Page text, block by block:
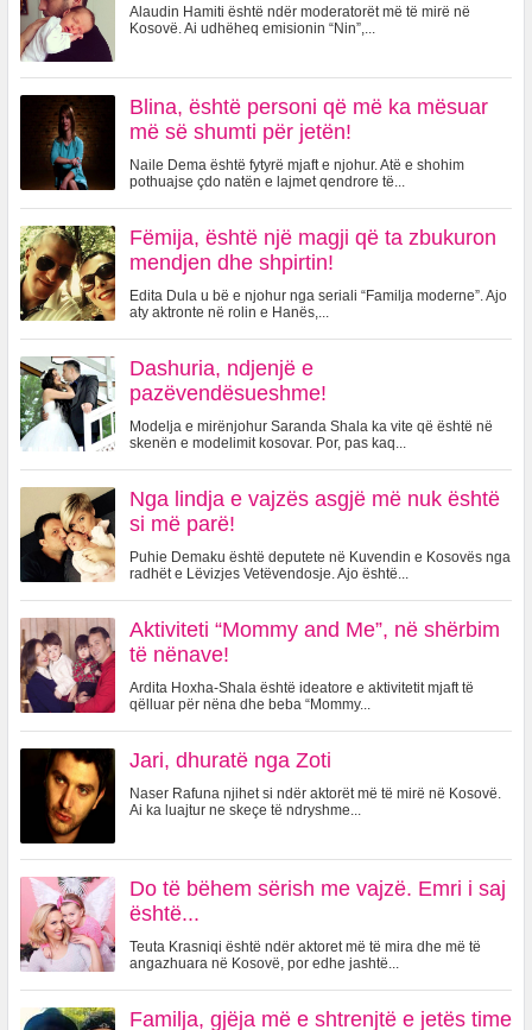
Alaudin Hamiti është ndër moderatorët më të mirë në
Kosovë. Ai udhëheq emisionin “Nin”,...
Blina, është personi që më ka mësuar
më së shumti për jetën!
Naile Dema është fytyrë mjaft e njohur. Atë e shohim
pothuajse çdo natën e lajmet qendrore të...
Fëmija, është një magji që ta zbukuron
mendjen dhe shpirtin!
Edita Dula u bë e njohur nga seriali “Familja moderne”. Ajo
aty aktronte në rolin e Hanës,...
Dashuria, ndjenjë e
pazëvendësueshme!
Modelja e mirënjohur Saranda Shala ka vite që është në
skenën e modelimit kosovar. Por, pas kaq...
Nga lindja e vajzës asgjë më nuk është
si më parë!
Puhie Demaku është deputete në Kuvendin e Kosovës nga
radhët e Lëvizjes Vetëvendosje. Ajo është...
Aktiviteti “Mommy and Me”, në shërbim
të nënave!
Ardita Hoxha-Shala është ideatore e aktivitetit mjaft të
qëlluar për nëna dhe beba “Mommy...
Jari, dhuratë nga Zoti
Naser Rafuna njihet si ndër aktorët më të mirë në Kosovë.
Ai ka luajtur ne skeçe të ndryshme...
Do të bëhem sërish me vajzë. Emri i saj
është...
Teuta Krasniqi është ndër aktoret më të mira dhe më të
angazhuara në Kosovë, por edhe jashtë...
Familja, gjëja më e shtrenjtë e jetës time